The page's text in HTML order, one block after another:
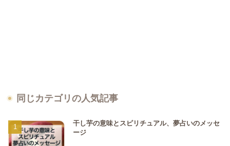
同じカテゴリの人気記事
干し芋の意味とスピリチュアル、夢占いのメッセ
ージ